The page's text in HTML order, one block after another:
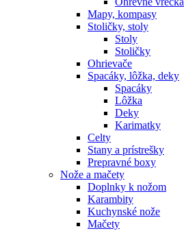
Mapy, kompasy
Stoličky, stoly
Stoly
Stoličky
Ohrievače
Spacáky, lôžka, deky
Spacáky
Lôžka
Deky
Karimatky
Celty
Stany a prístrešky
Prepravné boxy
Nože a mačety
Doplnky k nožom
Karambity
Kuchynské nože
Mačety